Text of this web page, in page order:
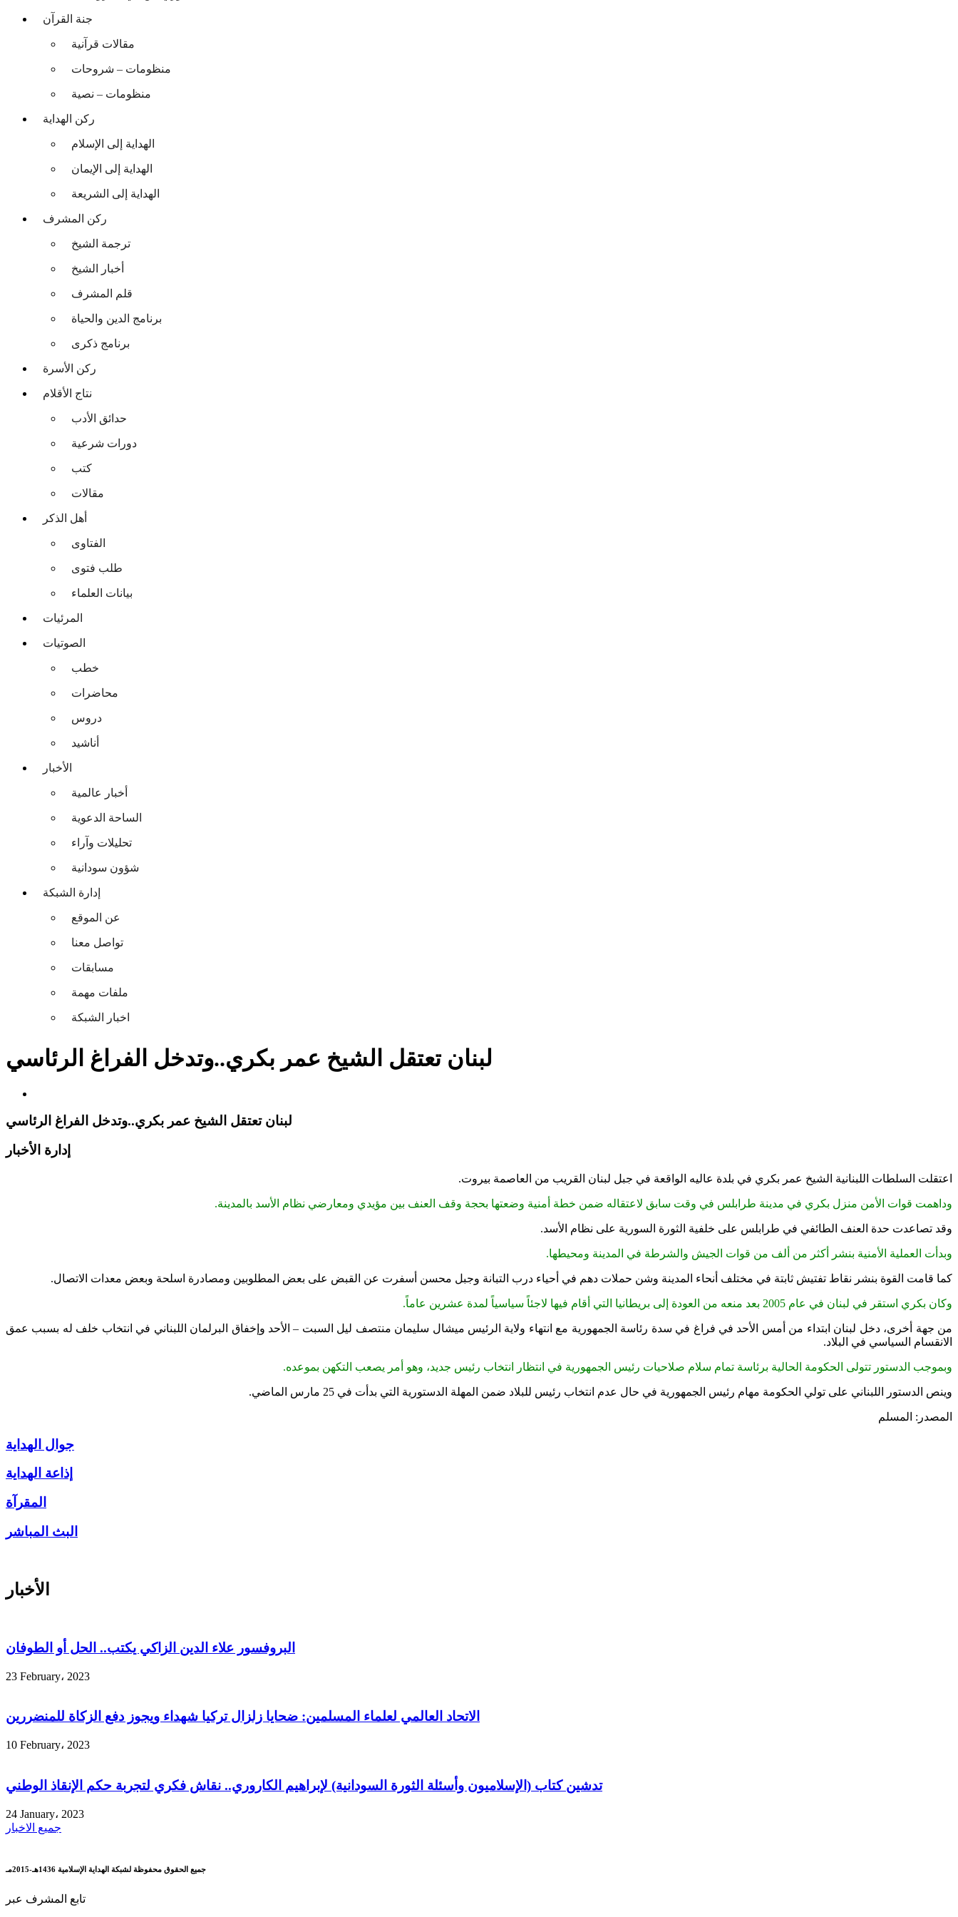
جنة القرآن
مقالات قرآنية
منظومات – شروحات
منظومات – نصية
ركن الهداية
الهداية إلى الإسلام
الهداية إلى الإيمان
الهداية إلى الشريعة
ركن المشرف
ترجمة الشيخ
أخبار الشيخ
قلم المشرف
برنامج الدين والحياة
برنامج ذكرى
ركن الأسرة
نتاج الأقلام
حدائق الأدب
دورات شرعية
كتب
مقالات
أهل الذكر
الفتاوى
طلب فتوى
بيانات العلماء
المرئيات
الصوتيات
خطب
محاضرات
دروس
أناشيد
الأخبار
أخبار عالمية
الساحة الدعوية
تحليلات وآراء
شؤون سودانية
إدارة الشبكة
عن الموقع
تواصل معنا
مسابقات
ملفات مهمة
اخبار الشبكة
لبنان تعتقل الشيخ عمر بكري..وتدخل الفراغ الرئاسي
لبنان تعتقل الشيخ عمر بكري..وتدخل الفراغ الرئاسي
إدارة الأخبار
اعتقلت السلطات اللبنانية الشيخ عمر بكري في بلدة عاليه الواقعة في جبل لبنان القريب من العاصمة بيروت.
وداهمت قوات الأمن منزل بكري في مدينة طرابلس في وقت سابق لاعتقاله ضمن خطة أمنية وضعتها بحجة وقف العنف بين مؤيدي ومعارضي نظام الأسد بالمدينة.
وقد تصاعدت حدة العنف الطائفي في طرابلس على خلفية الثورة السورية على نظام الأسد.
وبدأت العملية الأمنية بنشر أكثر من ألف من قوات الجيش والشرطة في المدينة ومحيطها.
كما قامت القوة بنشر نقاط تفتيش ثابتة في مختلف أنحاء المدينة وشن حملات دهم في أحياء درب التبانة وجبل محسن أسفرت عن القبض على بعض المطلوبين ومصادرة اسلحة وبعض معدات الاتصال.
وكان بكري استقر في لبنان في عام 2005 بعد منعه من العودة إلى بريطانيا التي أقام فيها لاجئاً سياسياً لمدة عشرين عاماً.
من جهة أخرى، دخل لبنان ابتداء من أمس الأحد في فراغ في سدة رئاسة الجمهورية مع انتهاء ولاية الرئيس ميشال سليمان منتصف ليل السبت – الأحد وإخفاق البرلمان اللبناني في انتخاب خلف له بسبب عمق
الانقسام السياسي في البلاد.
وبموجب الدستور تتولى الحكومة الحالية برئاسة تمام سلام صلاحيات رئيس الجمهورية في انتظار انتخاب رئيس جديد، وهو أمر يصعب التكهن بموعده.
وينص الدستور اللبناني على تولي الحكومة مهام رئيس الجمهورية في حال عدم انتخاب رئيس للبلاد ضمن المهلة الدستورية التي بدأت في 25 مارس الماضي.
المصدر: المسلم
جوال الهداية
إذاعة الهداية
المقرآة
البث المباشر
الأخبار
البروفسور علاء الدين الزاكي يكتب.. الحل أو الطوفان
23 February، 2023
الاتحاد العالمي لعلماء المسلمين: ضحايا زلزال تركيا شهداء ويجوز دفع الزكاة للمنضررين
10 February، 2023
تدشين كتاب (الإسلاميون وأسئلة الثورة السودانية) لإبراهيم الكاروري.. نقاش فكري لتجربة حكم الإنقاذ الوطني
24 January، 2023
جميع الاخبار
جميع الحقوق محفوظة لشبكة الهداية الإسلامية 1436هـ-2015مـ
تابع المشرف عبر